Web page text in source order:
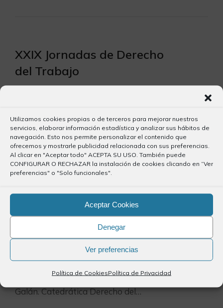
Utilizamos cookies propias o de terceros para mejorar nuestros
servicios, elaborar información estadística y analizar sus hábitos de
navegación. Esto nos permite personalizar el contenido que
ofrecemos y mostrarle publicidad relacionada con sus preferencias.
Al clicar en "Aceptar todo" ACEPTA SU USO. También puede
CONFIGURAR O RECHAZAR la instalación de cookies clicando en “Ver
preferencias" o "Solo funcionales".
Aceptar Cookies
Denegar
Ver preferencias
Política de CookiesPolítica de Privacidad
XXIX Jornadas de Derecho
del Trabajo
PERMANENTE por Yolanda Cano
Galán. Catedrática Derecho del…
XXIX Jornadas de Derecho
10.00 INAUGURACIÓN DE LAS
JORNADAS 10.30 INCAPACIDAD
PERMANENTE por Yolanda Cano
Galán. Catedrática Derecho del…